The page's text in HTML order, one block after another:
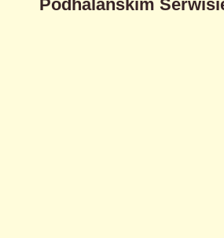
Podhalańskim